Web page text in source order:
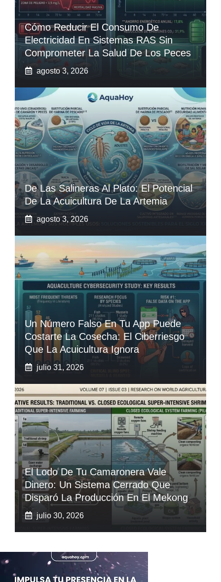
Cómo Reducir El Consumo De
Electricidad En Sistemas RAS Sin
Comprometer La Salud De Los Peces
agosto 3, 2026
De Las Salineras Al Plato: El Potencial
De La Acuicultura De La Artemia
agosto 3, 2026
Un Número Falso En Tu App Puede
Costarte La Cosecha: El Ciberriesgo
Que La Acuicultura Ignora
julio 31, 2026
El Lodo De Tu Camaronera Vale
Dinero: Un Sistema Cerrado Que
Disparó La Producción En El Mekong
julio 30, 2026